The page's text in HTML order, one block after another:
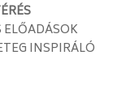
INSPIRÁLÓ